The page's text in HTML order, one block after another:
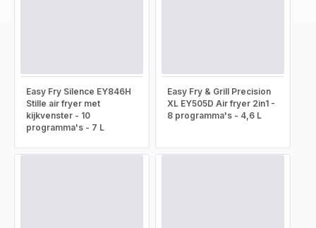
Easy Fry Silence EY846H
Stille air fryer met
kijkvenster - 10
programma's - 7 L
Easy Fry & Grill Precision
XL EY505D Air fryer 2in1 -
8 programma's - 4,6 L